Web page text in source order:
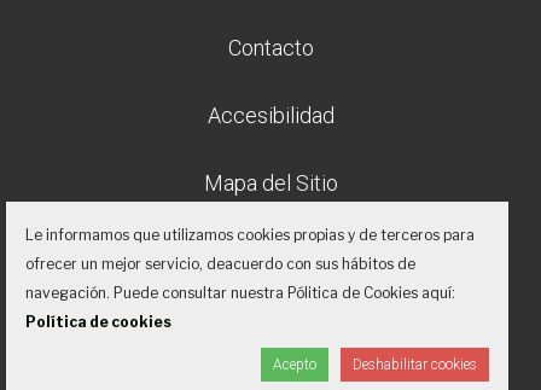
Contacto
Accesibilidad
Mapa del Sitio
Aviso legal
Política de privacidad
Proyecto desarrollado por
Le informamos que utilizamos cookies propias y de terceros para
ofrecer un mejor servicio, deacuerdo con sus hábitos de
navegación. Puede consultar nuestra Pólitica de Cookies aquí:
Política de cookies
Acepto Deshabilitar cookies